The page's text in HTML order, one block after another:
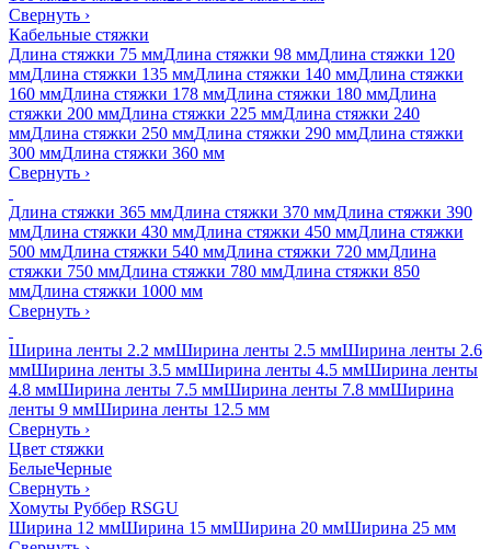
Свернуть ›
Кабельные стяжки
Длина стяжки 75 ммДлина стяжки 98 ммДлина стяжки 120
ммДлина стяжки 135 ммДлина стяжки 140 ммДлина стяжки
160 ммДлина стяжки 178 ммДлина стяжки 180 ммДлина
стяжки 200 ммДлина стяжки 225 ммДлина стяжки 240
ммДлина стяжки 250 ммДлина стяжки 290 ммДлина стяжки
300 ммДлина стяжки 360 мм
Свернуть ›
Длина стяжки 365 ммДлина стяжки 370 ммДлина стяжки 390
ммДлина стяжки 430 ммДлина стяжки 450 ммДлина стяжки
500 ммДлина стяжки 540 ммДлина стяжки 720 ммДлина
стяжки 750 ммДлина стяжки 780 ммДлина стяжки 850
ммДлина стяжки 1000 мм
Свернуть ›
Ширина ленты 2.2 ммШирина ленты 2.5 ммШирина ленты 2.6
ммШирина ленты 3.5 ммШирина ленты 4.5 ммШирина ленты
4.8 ммШирина ленты 7.5 ммШирина ленты 7.8 ммШирина
ленты 9 ммШирина ленты 12.5 мм
Свернуть ›
Цвет стяжки
БелыеЧерные
Свернуть ›
Хомуты Руббер RSGU
Ширина 12 ммШирина 15 ммШирина 20 ммШирина 25 мм